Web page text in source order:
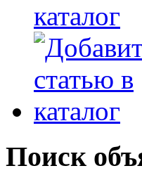
каталог
Поиск